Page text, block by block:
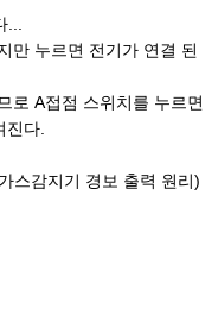
만 누르면 전기가 연결 된
로 A접점 스위치를 누르면
다.